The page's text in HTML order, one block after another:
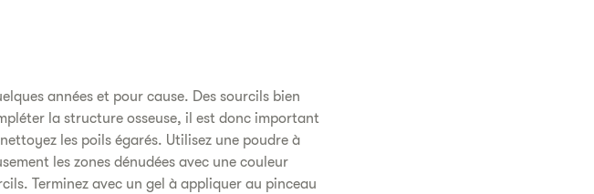
années et pour cause. Des sourcils bien
la structure osseuse, il est donc important
les poils égarés. Utilisez une poudre à
les zones dénudées avec une couleur
Terminez avec un gel à appliquer au pinceau